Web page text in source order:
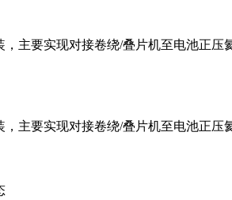
主要实现对接卷绕/叠片机至电池正压
主要实现对接卷绕/叠片机至电池正压